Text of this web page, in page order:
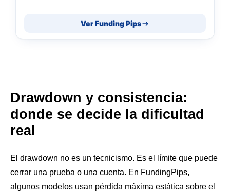
Ver Funding Pips
Drawdown y consistencia:
donde se decide la dificultad
real
El drawdown no es un tecnicismo. Es el límite que puede
cerrar una prueba o una cuenta. En FundingPips,
algunos modelos usan pérdida máxima estática sobre el